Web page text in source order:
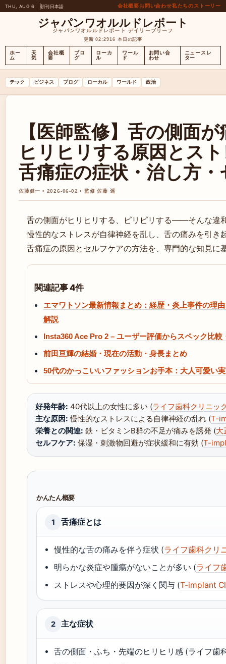
THU, AUG 6 朝刊日本語 会社概要お問い合わせ私たちのストーリー
ジャパンワオルルドレポート
ジャパンワオルルドレポート デイリーブリーフ
更新 02:2916 本日の記事
ホー
ム
天
気
会社概
要
ブロ
グ
ローカ
ル
ワール
ド
お問い合
わせ
ニュースレ
ター
テック ビジネス ブログ ローカル ワールド 政治
【医師監修】舌の側面
ヒリヒリする原因とス
舌痛症の症状・治し方
佐藤健一 • 2026-06-02 • 監修 佐藤 遥
舌の側面がヒリヒリする、ピリピリする——そんな違
慢性的なストレスが自律神経を乱し、舌の痛みを引き
舌痛症の原因とセルフケアの方法を、専門的な知見に
関連記事 4件
エマワトソン最新情報まとめ：経歴・炎上事件の理
解説
Insta360 Ace Pro 2 – ユーザー評価からスペック比較
前田亘輝の結婚・現在の活動・身長まとめ
50代のかっこいいファッションお手本：大人可愛い
好発年齢: 40代以上の女性に多い (ライフ歯科クリニッ
主な原因: 慢性的なストレスによる自律神経の乱れ (T-
栄養との関連: 鉄・ビタミンB群の不足が痛みを誘発 (大
セルフケア: 保湿・刺激物回避が症状緩和に有効 (T-
かんたん概要
1 舌痛症とは
慢性的な舌の痛みを伴う症状 (ライフ歯科クリ
明らかな炎症や腫瘍がないことが多い (ライフ
ストレスや心理的要因が深く関与 (T-implant
2 主な症状
舌の側面・ふち・先端のヒリヒリ感 (ライフ歯